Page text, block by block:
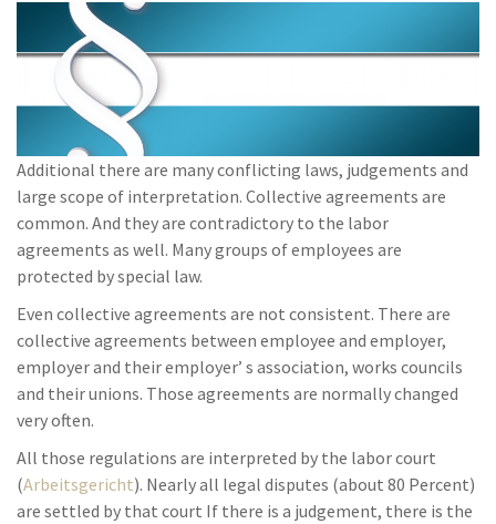
Additional there are many conflicting laws, judgements and
large scope of interpretation. Collective agreements are
common. And they are contradictory to the labor
agreements as well. Many groups of employees are
protected by special law.
Even collective agreements are not consistent. There are
collective agreements between employee and employer,
employer and their employer’ s association, works councils
and their unions. Those agreements are normally changed
very often.
All those regulations are interpreted by the labor court
(Arbeitsgericht). Nearly all legal disputes (about 80 Percent)
are settled by that court If there is a judgement, there is the